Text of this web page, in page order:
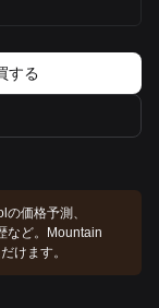
する
価格予測、
など。Mountain
けます。